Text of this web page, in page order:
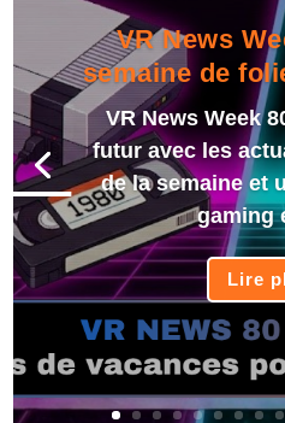
VR News
semaine de
VR News Week
futur avec les
de la semaine et
gaming
Lire